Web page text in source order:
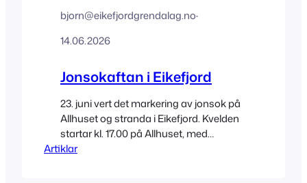
bjorn@eikefjordgrendalag.no·
14.06.2026
Jonsokaftan i Eikefjord
23. juni vert det markering av jonsok på
Allhuset og stranda i Eikefjord. Kvelden
startar kl. 17.00 på Allhuset, med
rømmegraut og sal av lodd på fine
Artiklar